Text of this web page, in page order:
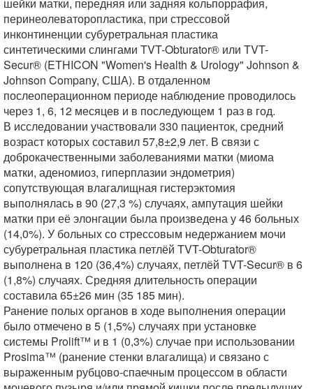
перинеолеваторопластика, при стрессовой
инконтиненции субуретральная пластика
синтетическими слингами TVT-Obturator® или TVT-
Secur® (ETHICON "Women's Health & Urology" Johnson &
Johnson Company, США). В отдаленном
послеоперационном периоде наблюдение проводилось
через 1, 6, 12 месяцев и в последующем 1 раз в год.
В исследовании участвовали 330 пациенток, средний
возраст которых составил 57,8±2,9 лет. В связи с
доброкачественными заболеваниями матки (миома
матки, аденомиоз, гиперплазии эндометрия)
сопутствующая влагалищная гистерэктомия
выполнялась в 90 (27,3 %) случаях, ампутация шейки
матки при её элонгации была произведена у 46 больных
(14,0%). У больных со стрессовым недержанием мочи
субуретральная пластика петлёй TVT-Obturator®
выполнена в 120 (36,4%) случаях, петлёй TVT-Secur® в 6
(1,8%) случаях. Средняя длительность операции
составила 65±26 мин (35 185 мин).
Ранение полых органов в ходе выполнения операции
было отмечено в 5 (1,5%) случаях при установке
системы Prolift™ и в 1 (0,3%) случае при использовании
Prosima™ (ранение стенки влагалища) и связано с
выраженным рубцово-спаечным процессом в области